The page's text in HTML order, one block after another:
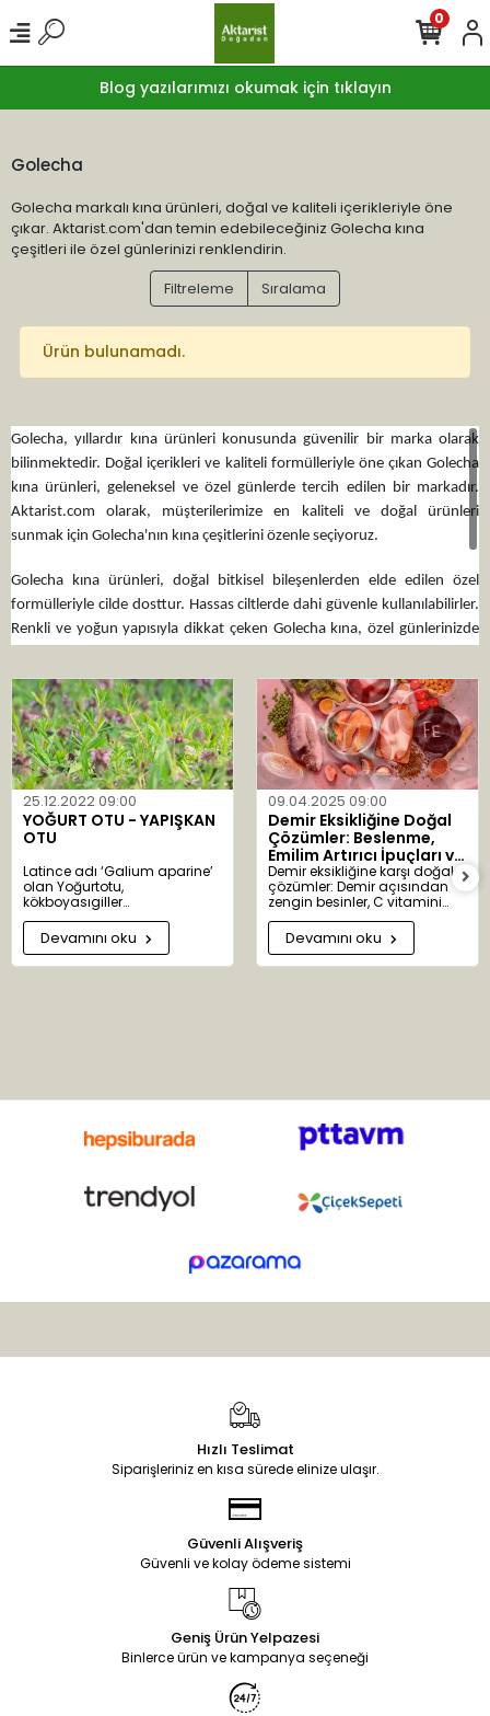
Blog yazılarımızı okumak için tıklayın
0
Golecha
Golecha markalı kına ürünleri, doğal ve kaliteli içerikleriyle öne
çıkar. Aktarist.com'dan temin edebileceğiniz Golecha kına
çeşitleri ile özel günlerinizi renklendirin.
Filtreleme
Sıralama
Ürün bulunamadı.
Golecha, yıllardır kına ürünleri konusunda güvenilir bir marka olarak
bilinmektedir. Doğal içerikleri ve kaliteli formülleriyle öne çıkan Golecha
kına ürünleri, geleneksel ve özel günlerde tercih edilen bir markadır.
Aktarist.com olarak, müşterilerimize en kaliteli ve doğal ürünleri
sunmak için Golecha'nın kına çeşitlerini özenle seçiyoruz.
Golecha kına ürünleri, doğal bitkisel bileşenlerden elde edilen özel
formülleriyle cilde dosttur. Hassas ciltlerde dahi güvenle kullanılabilirler.
Renkli ve yoğun yapısıyla dikkat çeken Golecha kına, özel günlerinizde
ve kalite katmak için ideal bir seçenektir.
Aktarist.com'dan Golecha markalı kına ürünlerini satın alarak, özel
günlerinizde doğal ve kaliteli bir deneyim yaşayabilirsiniz. Golecha'nın
eşsiz kına çeşitleriyle geleneksel güzelliği keşfedin ve özel anlarınızı
renklendirin!
25.12.2022 09:00
YOĞURT OTU - YAPIŞKAN
OTU
Latince adı ‘Galium aparine’
olan Yoğurtotu,
kökboyasıgiller
familyasındandır. ‘Galium’
kelimesi ‘gala’ kelimesinden
türemiştir. Süt anlamına gelir.
Yoğurtotu eskiden peynir
çiçekleri salkım şeklinde,
Devamını oku
09.04.2025 09:00
Demir Eksikliğine Doğal
Çözümler: Beslenme,
Emilim Artırıcı İpuçları ve
Bitkisel Destekler
Demir eksikliğine karşı doğal
çözümler: Demir açısından
zengin besinler, C vitamini
takviyesi ve bitkisel desteklerle
sağlıklı kan üretimi.
Devamını oku
Hızlı Teslimat
Siparişleriniz en kısa sürede elinize ulaşır.
Güvenli Alışveriş
Güvenli ve kolay ödeme sistemi
Geniş Ürün Yelpazesi
Binlerce ürün ve kampanya seçeneği